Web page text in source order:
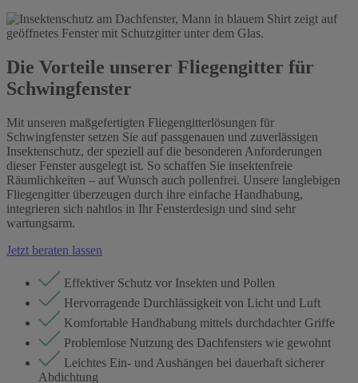
Die Vorteile unserer Fliegengitter für
Schwingfenster
Mit unseren maßgefertigten Fliegengitterlösungen für
Schwingfenster setzen Sie auf passgenauen und zuverlässigen
Insektenschutz, der speziell auf die besonderen Anforderungen
dieser Fenster ausgelegt ist. So schaffen Sie insektenfreie
Räumlichkeiten – auf Wunsch auch pollenfrei. Unsere langlebigen
Fliegengitter überzeugen durch ihre einfache Handhabung,
integrieren sich nahtlos in Ihr Fensterdesign und sind sehr
wartungsarm.
Jetzt beraten lassen
Effektiver Schutz vor Insekten und Pollen
Hervorragende Durchlässigkeit von Licht und Luft
Komfortable Handhabung mittels durchdachter Griffe
Problemlose Nutzung des Dachfensters wie gewohnt
Leichtes Ein- und Aushängen bei dauerhaft sicherer
Abdichtung